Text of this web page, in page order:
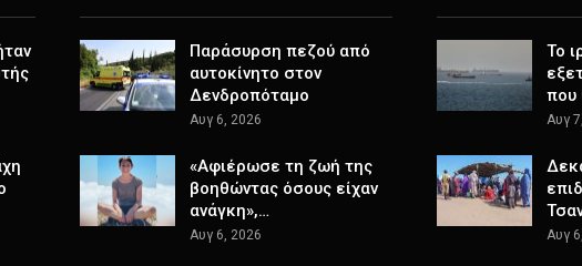
Παράσυρση πεζού από
αυτοκίνητο στον
Δενδροπόταμο
Αυγ 6, 2026
«Αφιέρωσε τη ζωή της
βοηθώντας όσους είχαν
ανάγκη»,…
Αυγ 6, 2026
Το
που
Αυγ
Αυγ